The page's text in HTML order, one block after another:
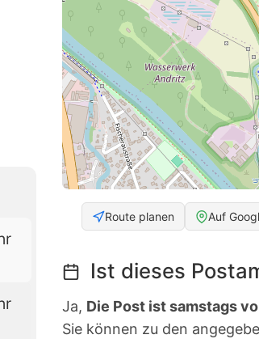
Route planen Auf
Ist dieses
Ja, Die Post ist samstags
Sie können zu den